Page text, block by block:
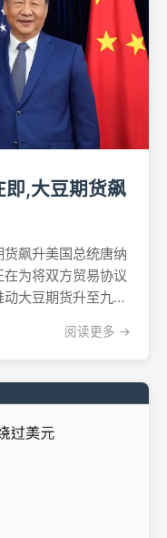
,大豆期货飙
飙升美国总统唐纳
为将双方贸易协议
大豆期货升至九周
为定于4月初在北京
在峰会上正式延...
阅读更多 →